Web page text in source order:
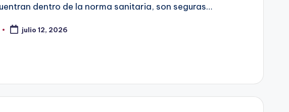
dentro de la norma sanitaria, son seguras…
julio 12, 2026